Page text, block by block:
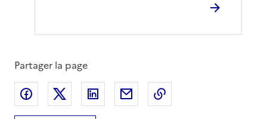
Partager la page
Partager sur Facebook
Partager sur XPartager sur LinkedIn
Partager par email